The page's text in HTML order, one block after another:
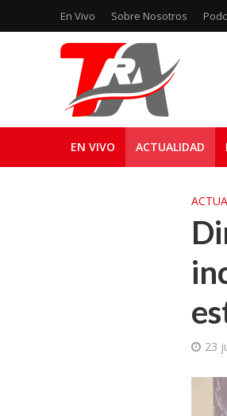
En Vivo Sobre Nosotros
EN VIVO ACTUALIDAD
23